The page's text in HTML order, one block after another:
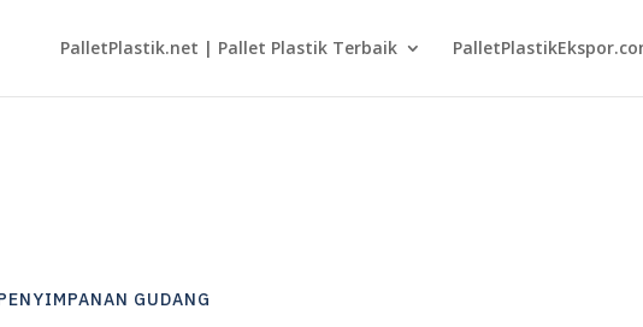
PalletPlastik.net | Pallet Plastik Terbaik
GUDANG